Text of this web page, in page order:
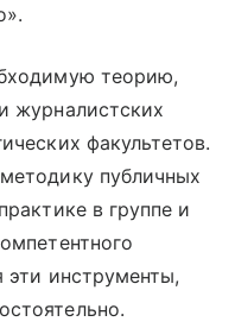
теорию,
журналистских
факультетов.
публичных
в группе и
инструменты,